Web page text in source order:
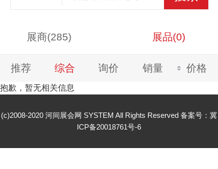
展商(285) 展品(0)
推荐 综合 询价 销量 价格
抱歉，暂无相关信息
(c)2008-2020 河间展会网 SYSTEM All Rights Reserved 备案号： 冀
ICP备20018761号-6